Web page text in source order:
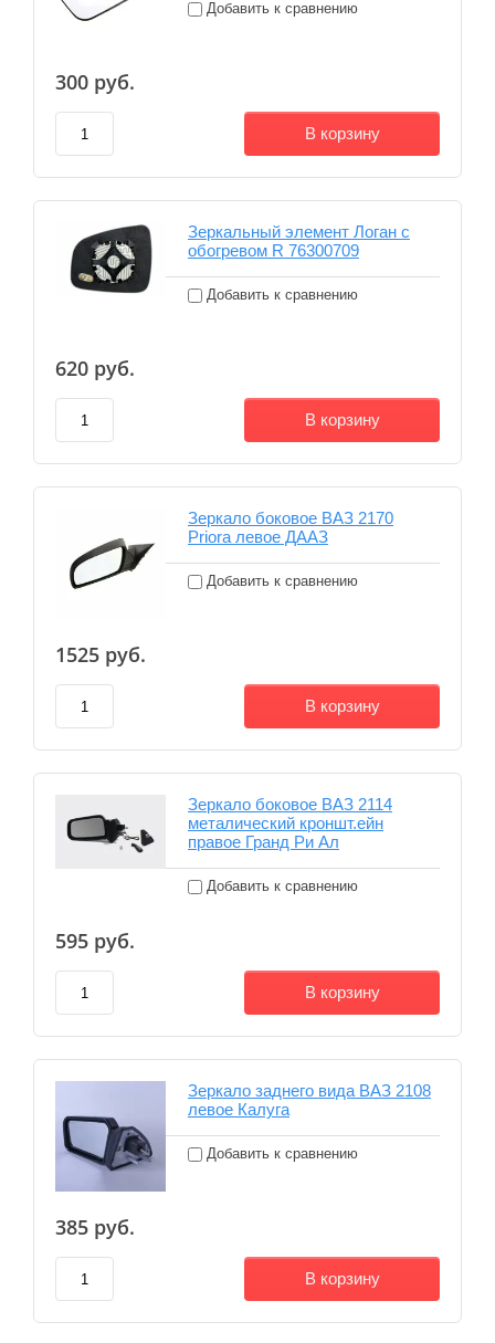
Добавить к сравнению
300 руб.
В корзину
Зеркальный элемент Логан с
обогревом R 76300709
Добавить к сравнению
620 руб.
В корзину
Зеркало боковое ВАЗ 2170
Priora левое ДААЗ
Добавить к сравнению
1525 руб.
В корзину
Зеркало боковое ВАЗ 2114
металический кроншт.ейн
правое Гранд Ри Ал
Добавить к сравнению
595 руб.
В корзину
Зеркало заднего вида ВАЗ 2108
левое Калуга
Добавить к сравнению
385 руб.
В корзину